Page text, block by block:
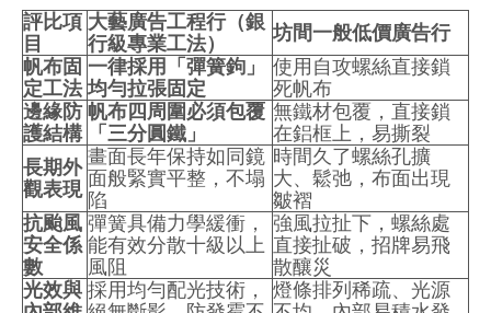
評比項
目
大藝廣告工程行（銀
行級專業工法）
坊間一般低價廣告行
帆布固
定工法
一律採用「彈簧鉤」
均勻拉張固定
使用自攻螺絲直接鎖
死帆布
邊緣防
護結構
帆布四周圍必須包覆
「三分圓鐵」
無鐵材包覆，直接鎖
在鋁框上，易撕裂
長期外
觀表現
畫面長年保持如同鏡
面般緊實平整，不塌
陷
時間久了螺絲孔擴
大、鬆弛，布面出現
皺褶
抗颱風
安全係
數
彈簧具備力學緩衝，
能有效分散十級以上
風阻
強風拉扯下，螺絲處
直接扯破，招牌易飛
散釀災
光效與 採用均勻配光技術，
燈條排列稀疏、光源